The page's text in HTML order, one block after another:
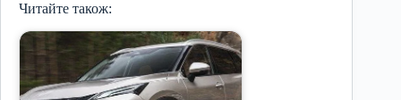
Читайте також: